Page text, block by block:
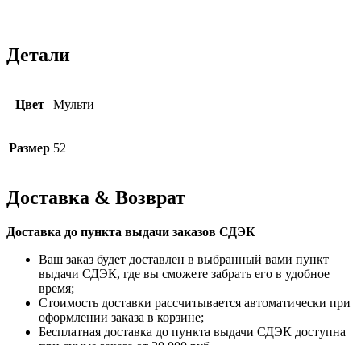
Детали
Цвет Мульти
Размер 52
Доставка & Возврат
Доставка до пункта выдачи заказов СДЭК
Ваш заказ будет доставлен в выбранный вами пункт
выдачи СДЭК, где вы сможете забрать его в удобное
время;
Стоимость доставки рассчитывается автоматически при
оформлении заказа в корзине;
Бесплатная доставка до пункта выдачи СДЭК доступна